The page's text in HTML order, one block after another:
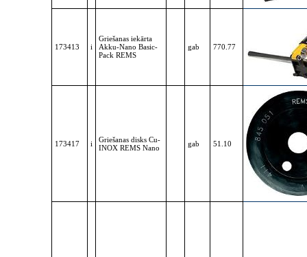
173413 i
Griešanas iekārta
Akku-Nano Basic-
Pack REMS
gab 770.77
173417 i
Griešanas disks Cu-
INOX REMS Nano
gab 51.10